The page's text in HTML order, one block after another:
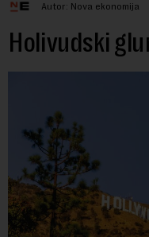
Autor: Nova ekonomija
Holivudski